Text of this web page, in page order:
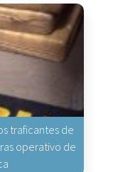
traficantes de
operativo de